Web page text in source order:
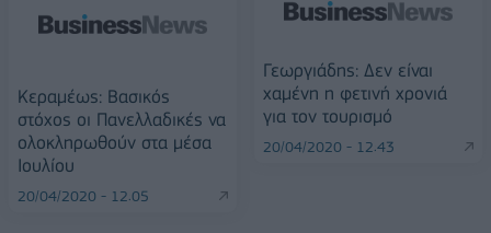
Κεραμέως: Βασικός
στόχος οι Πανελλαδικές να
ολοκληρωθούν στα μέσα
Ιουλίου
20/04/2020 - 12:05
Γεωργιάδης: Δεν είναι
χαμένη η φετινή χρονιά
για τον τουρισμό
20/04/2020 - 12:43